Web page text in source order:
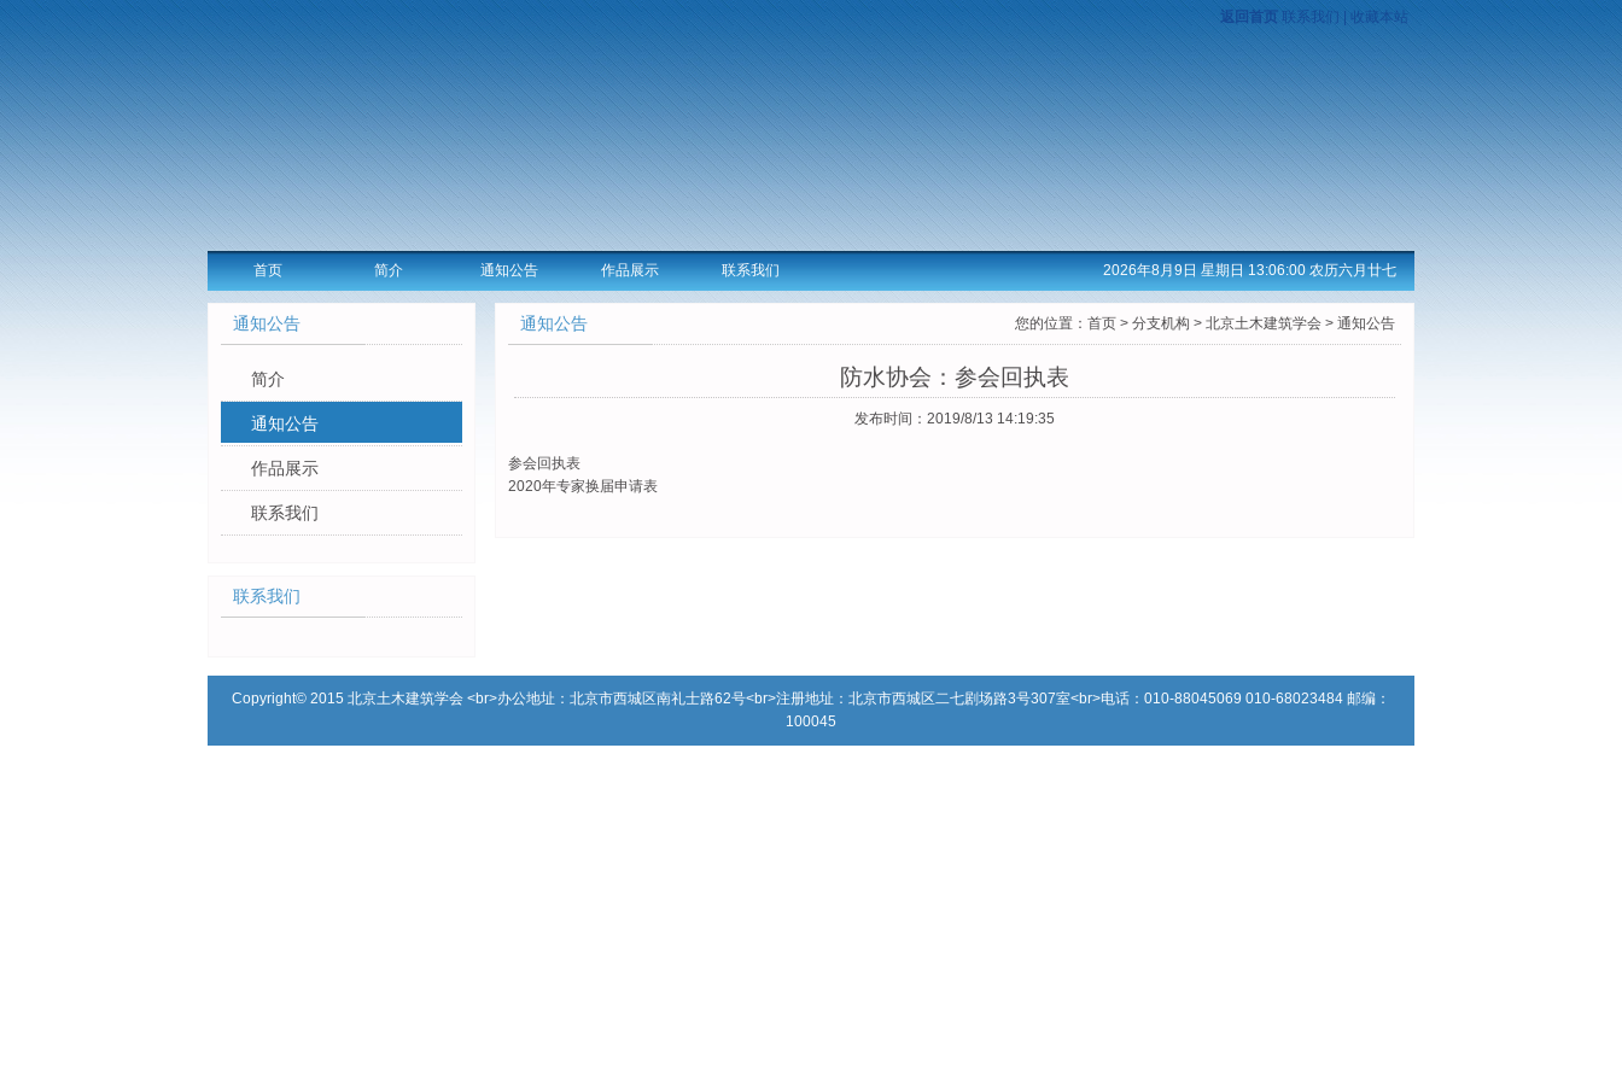
返回首页 联系我们 | 收藏本站
首页 简介 通知公告 作品展示 联系我们 2026年8月9日 星期日 13:06:00 农历六月廿七
通知公告
简介
通知公告
作品展示
联系我们
联系我们
您的位置： 首页 > 分支机构 > 北京土木建筑学会 > 通知公告
通知公告
防水协会：参会回执表
发布时间：2019/8/13 14:19:35
参会回执表
2020年专家换届申请表
Copyright© 2015 北京土木建筑学会 <br>办公地址：北京市西城区南礼士路62号<br>注册地址：北京市西城区二七剧场路3号307室<br>电话：010-88045069 010-68023484 邮编：
100045